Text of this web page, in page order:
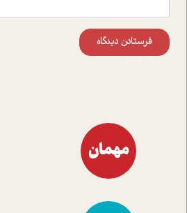
فرستادن دیدگاه
مهمان